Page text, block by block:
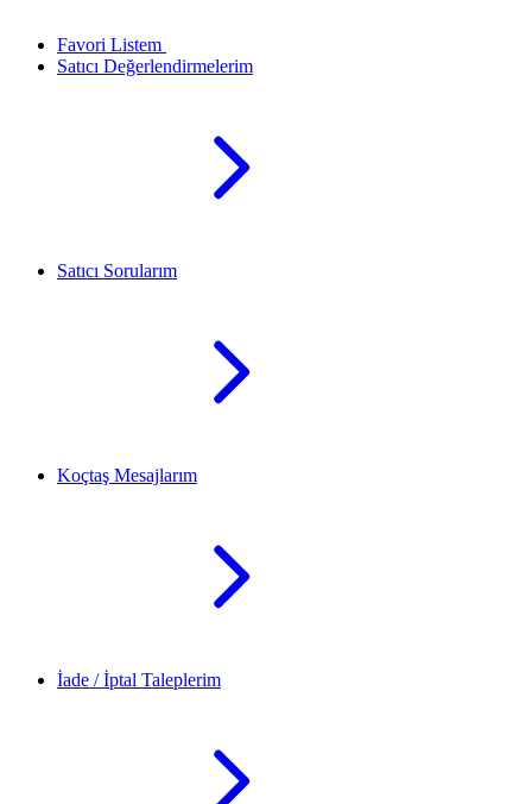
Favori Listem
Satıcı Değerlendirmelerim
Satıcı Sorularım
Koçtaş Mesajlarım
İade / İptal Taleplerim